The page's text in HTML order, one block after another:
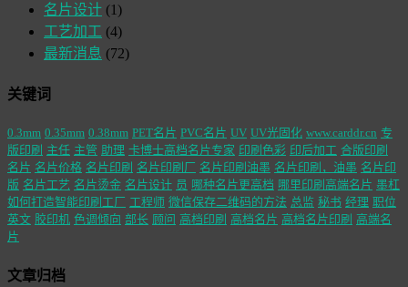
名片设计 (1)
工艺加工 (4)
最新消息 (72)
关键词
0.3mm 0.35mm 0.38mm PET名片 PVC名片 UV UV光固化 www.carddr.cn 专
版印刷 主任 主管 助理 卡博士高档名片专家 印刷色彩 印后加工 合版印刷
名片 名片价格 名片印刷 名片印刷厂 名片印刷油墨 名片印刷，油墨 名片印
版 名片工艺 名片烫金 名片设计 员 哪种名片更高档 哪里印刷高端名片 墨杠
如何打造智能印刷工厂 工程师 微信保存二维码的方法 总监 秘书 经理 职位
英文 胶印机 色调倾向 部长 顾问 高档印刷 高档名片 高档名片印刷 高端名
片
文章归档